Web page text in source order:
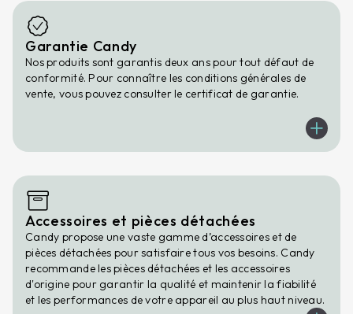
Garantie Candy
Nos produits sont garantis deux ans pour tout défaut de
conformité. Pour connaître les conditions générales de
vente, vous pouvez consulter le certificat de garantie.
Accessoires et pièces détachées
Candy propose une vaste gamme d’accessoires et de
pièces détachées pour satisfaire tous vos besoins. Candy
recommande les pièces détachées et les accessoires
d'origine pour garantir la qualité et maintenir la fiabilité
et les performances de votre appareil au plus haut niveau.